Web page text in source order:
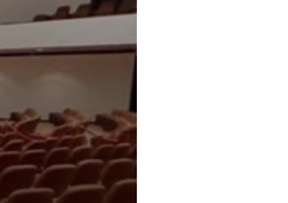
أغسطس 6, 2026